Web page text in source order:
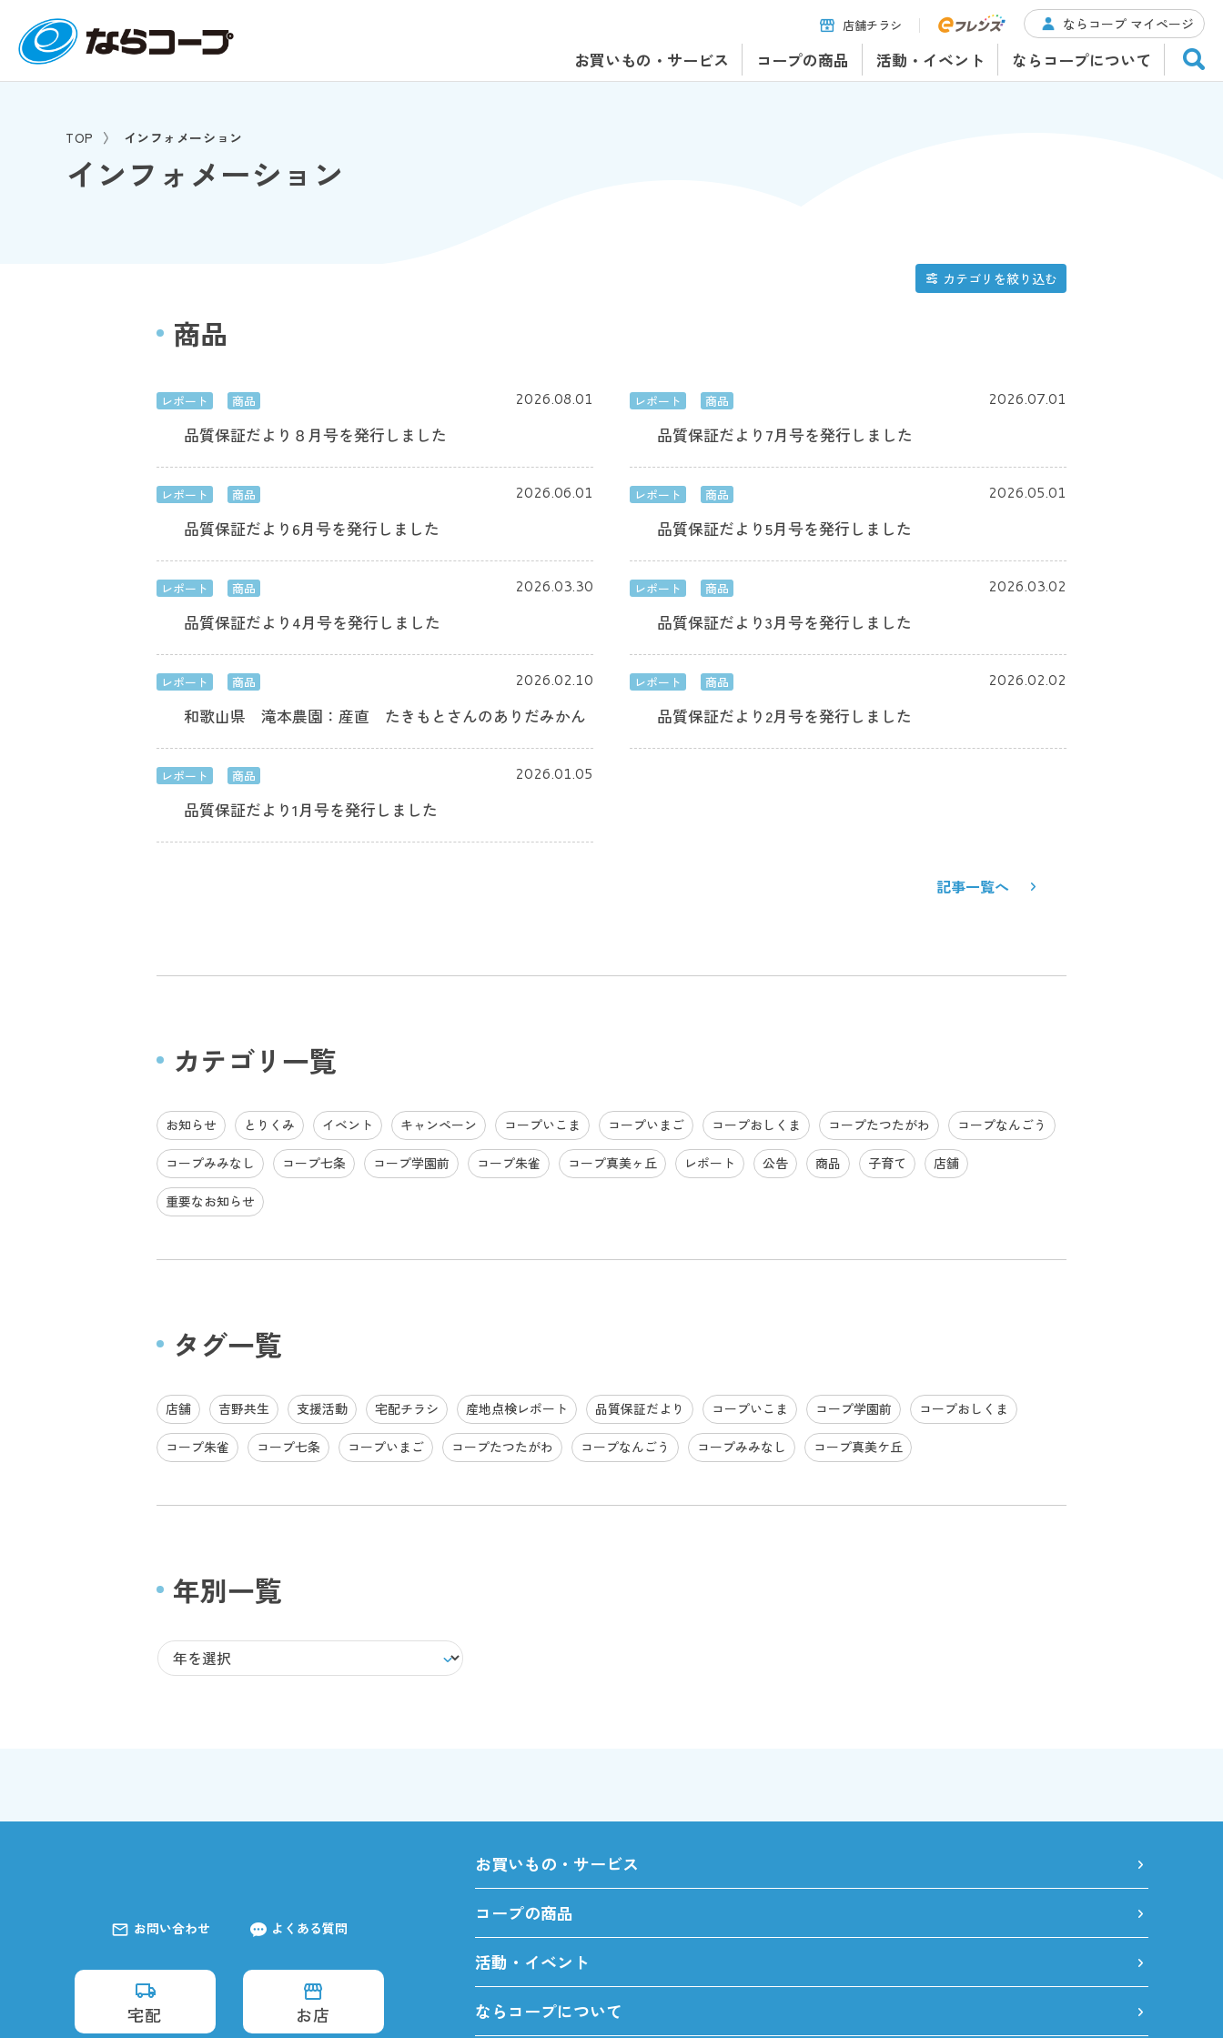
お買いもの・サービス コープの商品 活動・イベント ならコープについて
店舗チラシ ならコープ マイページ
TOP インフォメーション
インフォメーション
カテゴリを絞り込む
商品
レポート 商品 2026.08.01
品質保証だより８月号を発行しました
レポート 商品 2026.07.01
品質保証だより7月号を発行しました
レポート 商品 2026.06.01
品質保証だより6月号を発行しました
レポート 商品 2026.05.01
品質保証だより5月号を発行しました
レポート 商品 2026.03.30
品質保証だより4月号を発行しました
レポート 商品 2026.03.02
品質保証だより3月号を発行しました
レポート 商品 2026.02.10
和歌山県 滝本農園：産直 たきもとさんのありだみかん
レポート 商品 2026.02.02
品質保証だより2月号を発行しました
レポート 商品 2026.01.05
品質保証だより1月号を発行しました
記事一覧へ
カテゴリ一覧
お知らせ とりくみ イベント キャンペーン コープいこま コープいまご コープおしくま コープたつたがわ コープなんごう
コープみみなし コープ七条 コープ学園前 コープ朱雀 コープ真美ヶ丘 レポート 公告 商品 子育て 店舗
重要なお知らせ
タグ一覧
店舗 吉野共生 支援活動 宅配チラシ 産地点検レポート 品質保証だより コープいこま コープ学園前 コープおしくま
コープ朱雀 コープ七条 コープいまご コープたつたがわ コープなんごう コープみみなし コープ真美ケ丘
年別一覧
お問い合わせ よくある質問
宅配 お店
お買いもの・サービス
コープの商品
活動・イベント
ならコープについて